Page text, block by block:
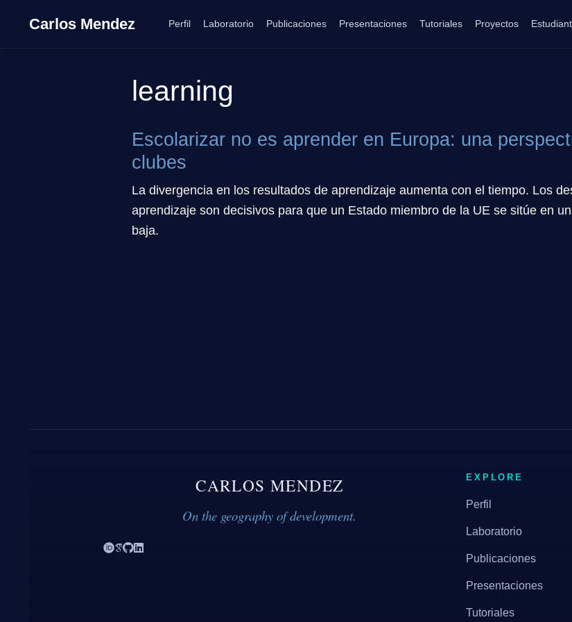
Carlos Mendez Perfil Laboratorio Publicaciones Presentaciones Tutoriales Proyectos
learning
Escolarizar no es aprender en Europa: una
clubes
La divergencia en los resultados de aprendizaje aumenta con el tiempo. Los
aprendizaje son decisivos para que un Estado miembro de la UE se sitúe en
baja.
CARLOS MENDEZ
On the geography of development.
EXPLORE
Perfil
Laboratorio
Publicaciones
Presentaciones
Tutoriales